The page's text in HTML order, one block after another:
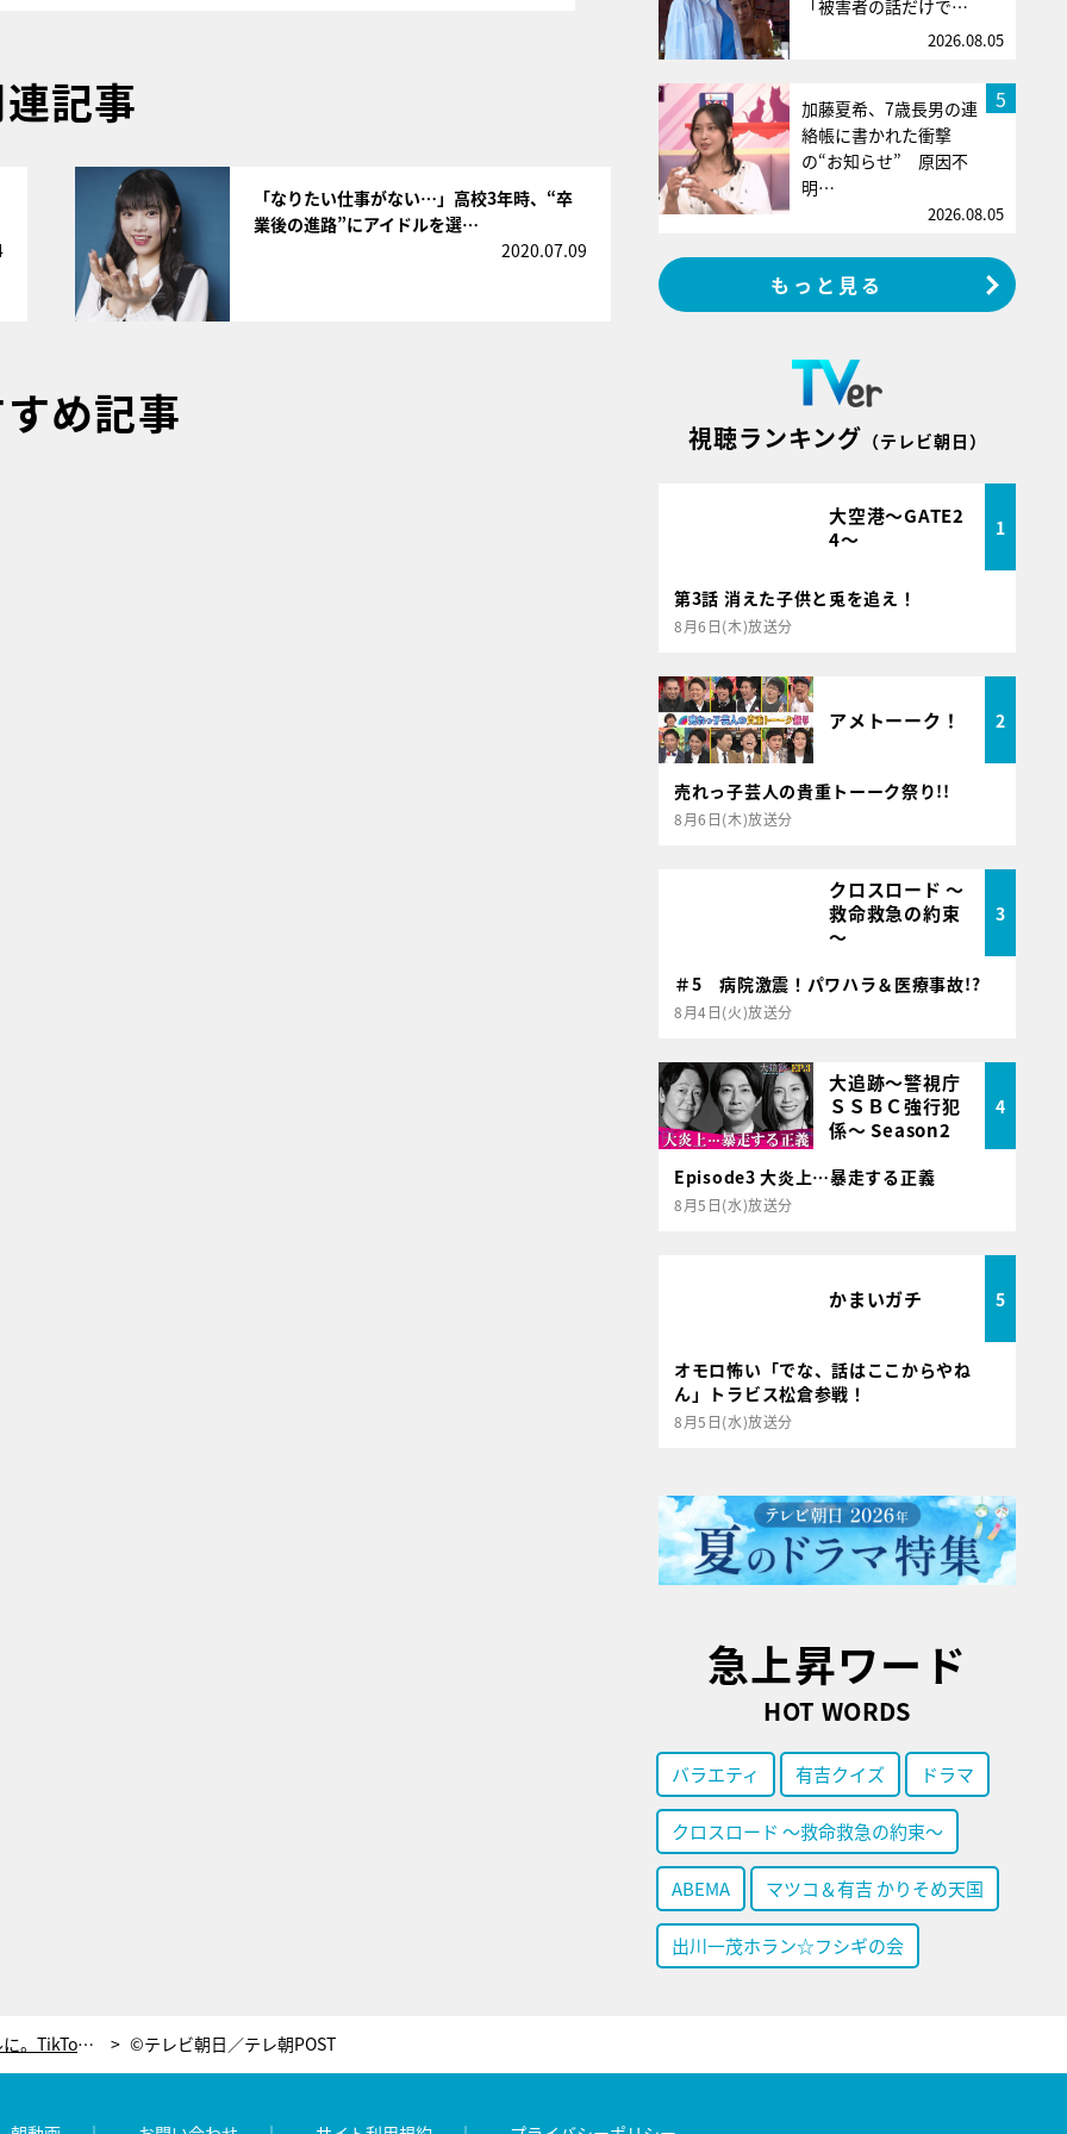
記事
「なりたい仕事がない…」高校3年時、“卒
業後の進路”にアイドルを選…
2020.07.09
め記事
「被害者の話だけで…
2026.08.05
5
加藤夏希、7歳長男の連
絡帳に書かれた衝撃
の“お知らせ” 原因不
明…
2026.08.05
もっと見る
視聴ランキング （テレビ朝日）
大空港～GATE2
4～
1
第3話 消えた子供と兎を追え！
8月6日(木)放送分
アメトーーク！ 2
売れっ子芸人の貴重トーーク祭り!!
8月6日(木)放送分
クロスロード ～
救命救急の約束
～
3
＃5 病院激震！パワハラ＆医療事故!?
8月4日(火)放送分
大追跡～警視庁
ＳＳＢＣ強行犯
係～ Season2
4
Episode3 大炎上…暴走する正義
8月5日(水)放送分
かまいガチ 5
オモロ怖い「でな、話はここからやね
ん」トラビス松倉参戦！
8月5日(水)放送分
急上昇ワード
HOT WORDS
バラエティ 有吉クイズ ドラマ
クロスロード ～救命救急の約束～
ABEMA マツコ＆有吉 かりそめ天国
出川一茂ホラン☆フシギの会
美容師、ヘアメイクを経てアイドルに。TikTokフォロワー74万人アイドルの哲学＜西村歩乃果＞ ©テレビ朝日／テレ朝POST